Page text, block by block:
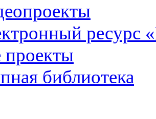
ресурс
проекты
библиотека